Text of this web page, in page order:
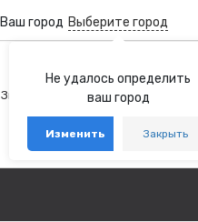
Не удалось определить
ваш город
Изменить Закрыть
Ваш город Выберите город
+7 (800) 100-76-77
Звонок бесплатный по России
+7 (931) 978-88-88
telegram whatsapp